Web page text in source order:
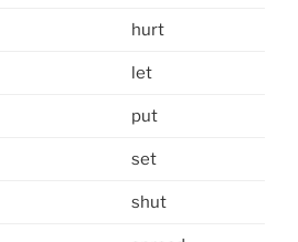
hurt
let
put
set
shut